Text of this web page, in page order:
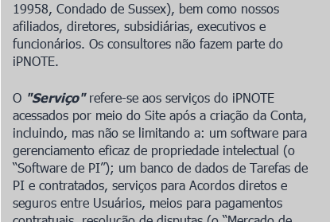
19958, Condado de Sussex), bem como nossos
afiliados, diretores, subsidiárias, executivos e
funcionários. Os consultores não fazem parte do
iPNOTE.
O "Serviço"refere-se aos serviços do iPNOTE
acessados por meio do Site após a criação da Conta,
incluindo, mas não se limitando a: um software para
gerenciamento eficaz de propriedade intelectual (o
“Software de PI”); um banco de dados de Tarefas de
PI e contratados, serviços para Acordos diretos e
seguros entre Usuários, meios para pagamentos